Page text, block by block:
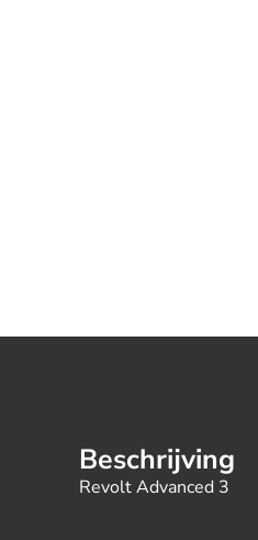
Beschrijving
Revolt Advanced 3